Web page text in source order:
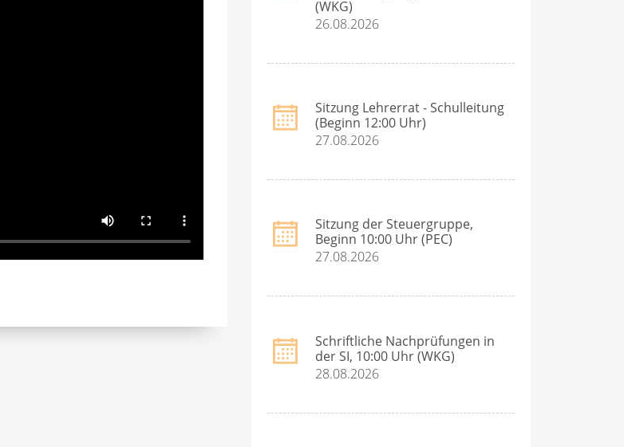
(WKG)
26.08.2026
Sitzung Lehrerrat - Schulleitung
(Beginn 12:00 Uhr)
27.08.2026
Sitzung der Steuergruppe,
Beginn 10:00 Uhr (PEC)
27.08.2026
Schriftliche Nachprüfungen in
der SI, 10:00 Uhr (WKG)
28.08.2026